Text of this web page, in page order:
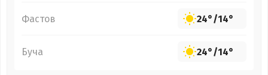
Фастов 24°/14°
Буча 24°/14°